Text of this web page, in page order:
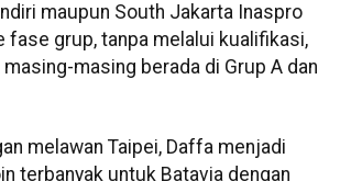
maupun South Jakarta Inaspro
fase grup, tanpa melalui kualifikasi,
masing berada di Grup A dan
melawan Taipei, Daffa menjadi
terbanyak untuk Batavia dengan